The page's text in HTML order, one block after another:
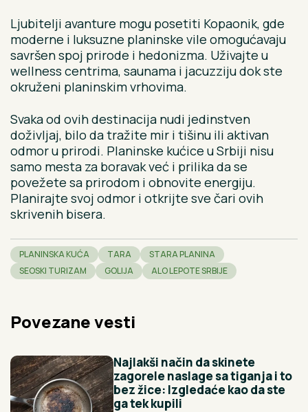
Ljubitelji avanture mogu posetiti Kopaonik, gde
moderne i luksuzne planinske vile omogućavaju
savršen spoj prirode i hedonizma. Uživajte u
wellness centrima, saunama i jacuzziju dok ste
okruženi planinskim vrhovima.
Svaka od ovih destinacija nudi jedinstven
doživljaj, bilo da tražite mir i tišinu ili aktivan
odmor u prirodi. Planinske kućice u Srbiji nisu
samo mesta za boravak već i prilika da se
povežete sa prirodom i obnovite energiju.
Planirajte svoj odmor i otkrijte sve čari ovih
skrivenih bisera.
PLANINSKA KUĆA TARA
STARA PLANINA
SEOSKI TURIZAM
GOLIJA ALO LEPOTE SRBIJE
Povezane vesti
Najlakši način da skinete
zagorele naslage sa tiganja i to
bez žice: Izgledaće kao da ste
ga tek kupili